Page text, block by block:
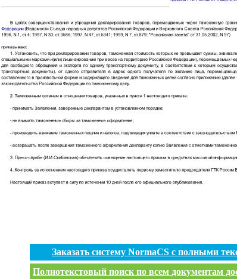
Заказать систему NormaCS с полными
Полнотекстовый поиск по всем документам